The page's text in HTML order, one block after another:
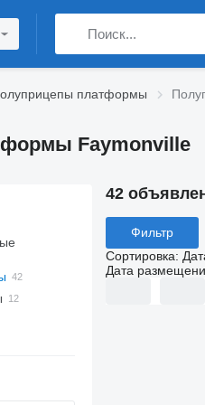
платформы
Faymonville
42
Фильтр
Сортировка:
Дата